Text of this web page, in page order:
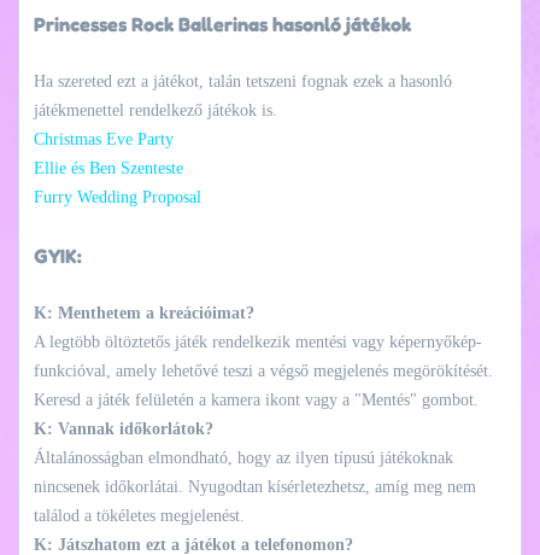
Princesses Rock Ballerinas hasonló játékok
Ha szereted ezt a játékot, talán tetszeni fognak ezek a hasonló
játékmenettel rendelkező játékok is.
Christmas Eve Party
Ellie és Ben Szenteste
Furry Wedding Proposal
GYIK:
K: Menthetem a kreációimat?
A legtöbb öltöztetős játék rendelkezik mentési vagy képernyőkép-
funkcióval, amely lehetővé teszi a végső megjelenés megörökítését.
Keresd a játék felületén a kamera ikont vagy a "Mentés" gombot.
K: Vannak időkorlátok?
Általánosságban elmondható, hogy az ilyen típusú játékoknak
nincsenek időkorlátai. Nyugodtan kísérletezhetsz, amíg meg nem
találod a tökéletes megjelenést.
K: Játszhatom ezt a játékot a telefonomon?